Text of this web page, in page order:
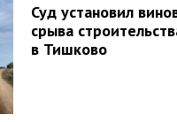
Суд установил
срыва
в Тишково